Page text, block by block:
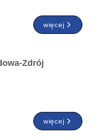
więcej
Zdrój
więcej